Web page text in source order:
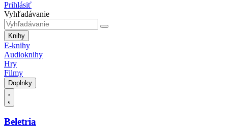
Prihlásiť
Vyhľadávanie
Knihy
E-knihy
Audioknihy
Hry
Filmy
Doplnky
Beletria